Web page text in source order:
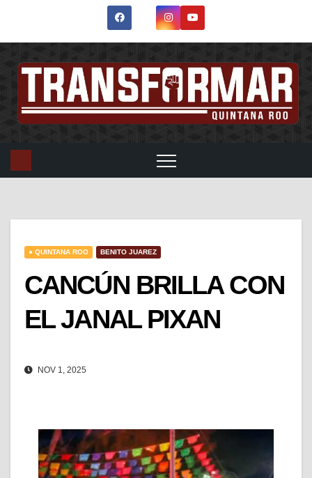
● QUINTANA ROO BENITO JUAREZ
CANCÚN BRILLA CON
EL JANAL PIXAN
NOV 1, 2025